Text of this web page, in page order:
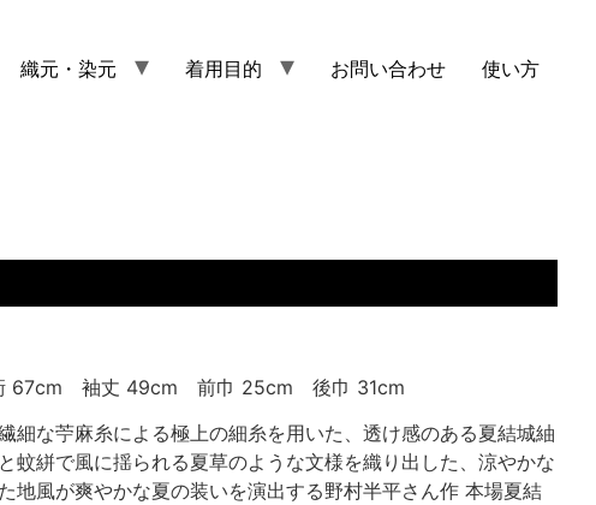
織元・染元 着用目的 お問い合わせ 使い方
67cm 袖丈 49cm 前巾 25cm 後巾 31cm
細な苧麻糸による極上の細糸を用いた、透け感のある夏結城紬
蚊絣で風に揺られる夏草のような文様を織り出した、涼やかな
地風が爽やかな夏の装いを演出する野村半平さん作 本場夏結